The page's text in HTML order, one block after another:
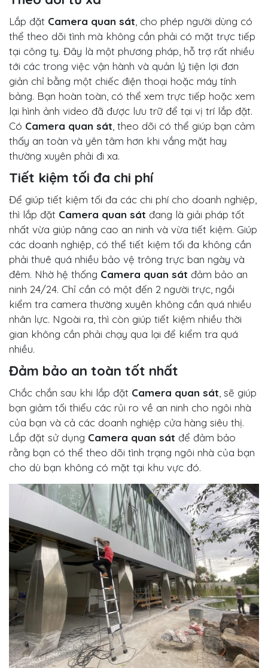
Lắp đặt Camera quan sát , cho phép người dùng có
thể theo dõi tình mà không cần phải có mặt trực tiếp
tại công ty. Đây là một phương pháp, hỗ trợ rất nhiều
tới các trong việc vận hành và quản lý tiện lợi đơn
giản chỉ bằng một chiếc điện thoại hoặc máy tính
bảng. Bạn hoàn toàn, có thể xem trực tiếp hoặc xem
lại hình ảnh video đã được lưu trữ để tại vị trí lắp đặt.
Có Camera quan sát , theo dõi có thể giúp bạn cảm
thấy an toàn và yên tâm hơn khi vắng mặt hay
thường xuyên phải đi xa.
Tiết kiệm tối đa chi phí
Để giúp tiết kiệm tối đa các chi phí cho doanh nghiệp,
thì lắp đặt Camera quan sát đang là giải pháp tốt
nhất vừa giúp nâng cao an ninh và vừa tiết kiệm. Giúp
các doanh nghiệp, có thể tiết kiệm tối đa không cần
phải thuê quá nhiều bảo vệ trông trực ban ngày và
đêm. Nhờ hệ thống Camera quan sát đảm bảo an
ninh 24/24. Chỉ cần có một đến 2 người trực, ngồi
kiểm tra camera thường xuyên không cần quá nhiều
nhân lực. Ngoài ra, thì còn giúp tiết kiệm nhiều thời
gian không cần phải chạy qua lại để kiểm tra quá
nhiều.
Đảm bảo an toàn tốt nhất
Chắc chắn sau khi lắp đặt Camera quan sát , sẽ giúp
bạn giảm tối thiểu các rủi ro về an ninh cho ngôi nhà
của bạn và cả các doanh nghiệp cửa hàng siêu thị.
Lắp đặt sử dụng Camera quan sát để đảm bảo
rằng bạn có thể theo dõi tình trạng ngôi nhà của bạn
cho dù bạn không có mặt tại khu vực đó.